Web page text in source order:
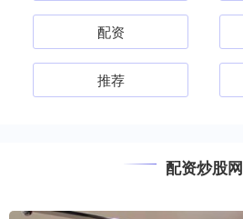
配资
推荐
配资炒股网